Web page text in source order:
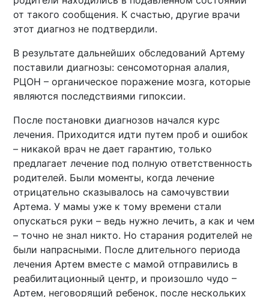
от такого сообщения. К счастью, другие врачи
этот диагноз не подтвердили.
В результате дальнейших обследований Артему
поставили диагнозы: сенсомоторная алалия,
РЦОН – органическое поражение мозга, которые
являются последствиями гипоксии.
После постановки диагнозов начался курс
лечения. Приходится идти путем проб и ошибок
– никакой врач не дает гарантию, только
предлагает лечение под полную ответственность
родителей. Были моменты, когда лечение
отрицательно сказывалось на самочувствии
Артема. У мамы уже к тому времени стали
опускаться руки – ведь нужно лечить, а как и чем
– точно не знал никто. Но старания родителей не
были напрасными. После длительного периода
лечения Артем вместе с мамой отправились в
реабилитационный центр, и произошло чудо –
Артем, неговорящий ребенок, после нескольких